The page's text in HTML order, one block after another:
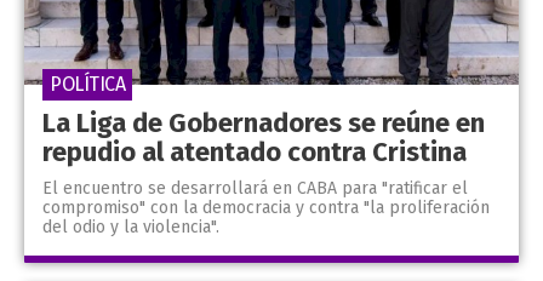
La Liga de Gobernadores se reúne en
repudio al atentado contra Cristina
El encuentro se desarrollará en CABA para "ratificar el
compromiso" con la democracia y contra "la proliferación
del odio y la violencia".
POLÍTICA